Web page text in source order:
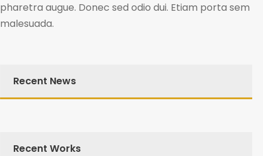
pharetra augue. Donec sed odio dui. Etiam porta sem
malesuada.
Recent News
Recent Works